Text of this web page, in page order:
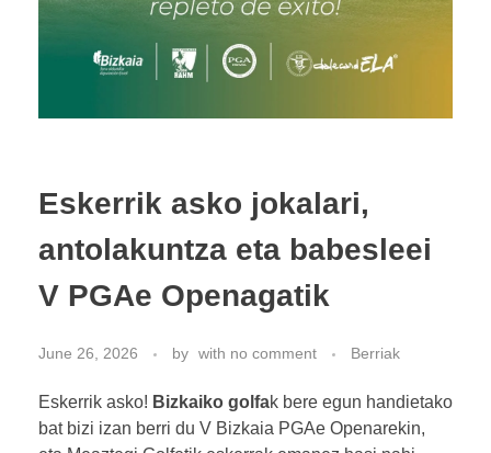
Eskerrik asko jokalari,
antolakuntza eta babesleei
V PGAe Openagatik
June 26, 2026 by with no comment Berriak
Eskerrik asko! Bizkaiko golfak bere egun handietako
bat bizi izan berri du V Bizkaia PGAe Openarekin,